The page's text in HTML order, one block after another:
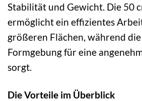
Stabilität und Gewicht. Die 50
ermöglicht ein effizientes
größeren Flächen, während
Formgebung für eine
sorgt.
Die Vorteile im Überblick